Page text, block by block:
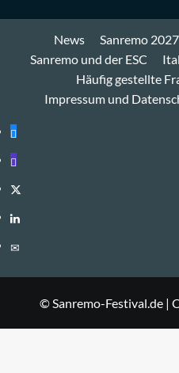
News Sanremo 2027
Sanremo und der ESC
Häufig gestellte
Impressum und
Bluesky
Mastodon
Twitter
LinkedIn
E-
© Sanremo-Festival.de |